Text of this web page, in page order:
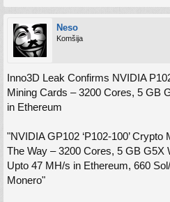
Neso
Komšija
Inno3D Leak Confirms NVIDIA
Mining Cards – 3200 Cores, 5 GB
in Ethereum
"NVIDIA GP102 ‘P102-100’
The Way – 3200 Cores, 5 GB G5X
Upto 47 MH/s in Ethereum, 660
Monero"